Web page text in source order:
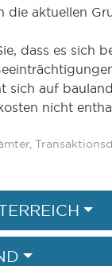
die aktuellen
dass es sich
sich auf
nicht